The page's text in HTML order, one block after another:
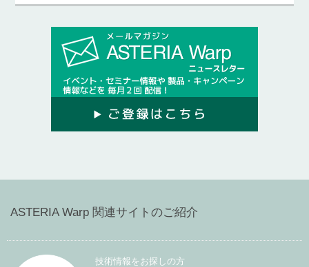
ASTERIA Warp 関連サイトのご紹介
技術情報をお探しの方